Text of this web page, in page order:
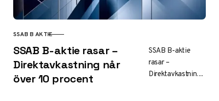
KATEGORI
SSAB B AKTIE
SSAB B-aktie rasar –
Direktavkastning når
över 10 procent
SSAB B-aktie
rasar –
Direktavkastning